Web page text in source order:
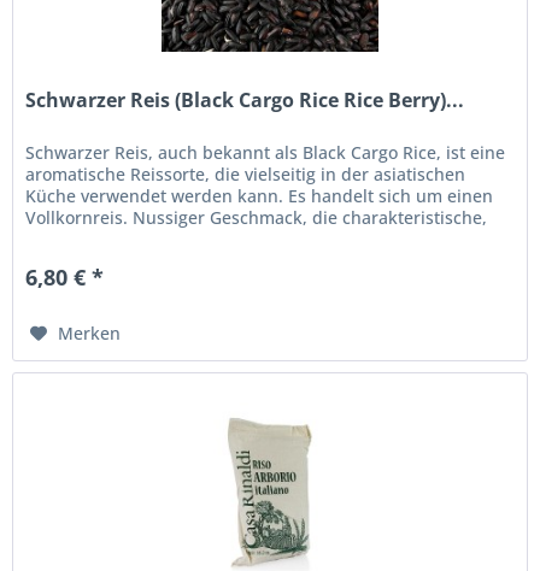
Schwarzer Reis (Black Cargo Rice Rice Berry)...
Schwarzer Reis, auch bekannt als Black Cargo Rice, ist eine
aromatische Reissorte, die vielseitig in der asiatischen
Küche verwendet werden kann. Es handelt sich um einen
Vollkornreis. Nussiger Geschmack, die charakteristische,
6,80 € *
Merken